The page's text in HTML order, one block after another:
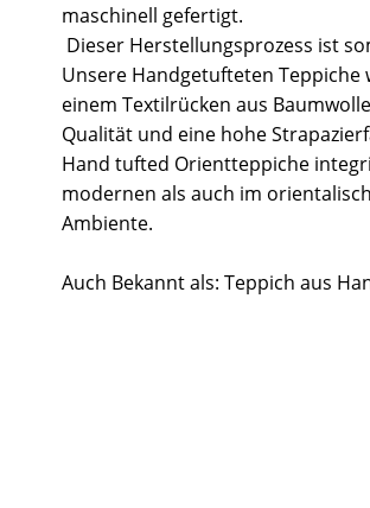
maschinell gefertigt.
Dieser Herstellungsprozess ist
Unsere Handgetufteten
einem Textilrücken aus
Qualität und eine hohe
Hand tufted Orientteppiche
modernen als auch im
Ambiente.
Auch Bekannt als: Teppich aus